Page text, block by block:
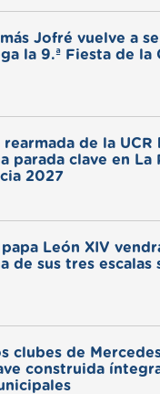
Jofré vuelve a
la 9.ª Fiesta de
rearmada de la
parada clave en La
2027
papa León XIV
de sus tres escalas
clubes de
construida